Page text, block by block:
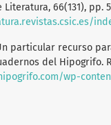
Literatura, 66(131), pp.
particular recurso
del Hipogrifo.
wp-